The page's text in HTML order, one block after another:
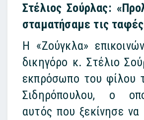
Στέλιος Σούρλας:
σταματήσαμε τις
Η «Ζούγκλα»
δικηγόρο κ. Στέλιο
εκπρόσωπο του φίλου
Σιδηρόπουλου, ο
αυτός που ξεκίνησε να